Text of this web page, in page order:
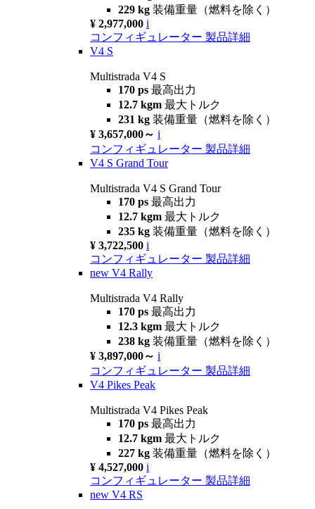
229 kg 装備重量（燃料を除く）
¥ 2,977,000 i
コンフィギュレーター 製品詳細
V4 S
Multistrada V4 S
170 ps 最高出力
12.7 kgm 最大トルク
231 kg 装備重量（燃料を除く）
¥ 3,657,000～ i
コンフィギュレーター 製品詳細
V4 S Grand Tour
Multistrada V4 S Grand Tour
170 ps 最高出力
12.7 kgm 最大トルク
235 kg 装備重量（燃料を除く）
¥ 3,722,500 i
コンフィギュレーター 製品詳細
new V4 Rally
Multistrada V4 Rally
170 ps 最高出力
12.3 kgm 最大トルク
238 kg 装備重量（燃料を除く）
¥ 3,897,000～ i
コンフィギュレーター 製品詳細
V4 Pikes Peak
Multistrada V4 Pikes Peak
170 ps 最高出力
12.7 kgm 最大トルク
227 kg 装備重量（燃料を除く）
¥ 4,527,000 i
コンフィギュレーター 製品詳細
new V4 RS